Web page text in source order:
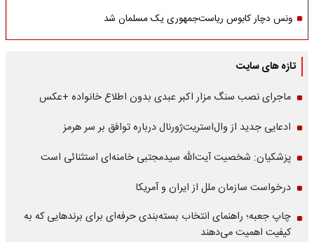
ونس دچار کابوس ریاست‌جمهوری یک مسلمان شد
تازه های سایت
ماجرای نصب سنگ مزار اکبر عبدی بدون اطلاع خانواده +عکس
ادعایی جدید از وال‌استریت‌ژورنال درباره توافق بر سر هرمز
پزشکیان: شخصیت آیت‌الله سیدمجتبی خامنه‌ای استثنائی است
درخواست سازمان ملل از ایران و آمریکا
چاپ جعبه؛ راهنمای انتخاب بسته‌بندی حرفه‌ای برای برندهایی که به
کیفیت اهمیت می‌دهند